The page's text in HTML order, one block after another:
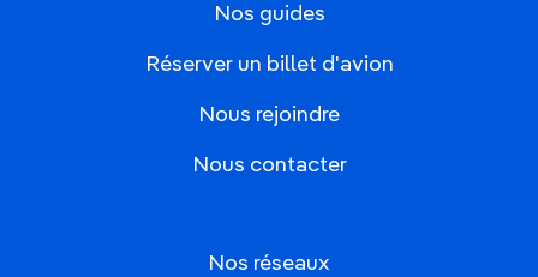
Nos guides
Réserver un billet d'avion
Nous rejoindre
Nous contacter
Nos réseaux